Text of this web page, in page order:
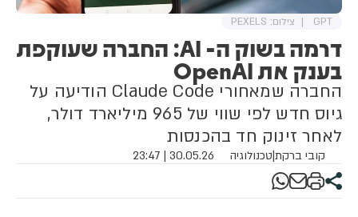
דרמה בשוק ה- AI: החברה שעוקפת
בענק את OpenAI
החברה שמאחורי Claude Code הודיעה על
גיוס חדש לפי שווי של 965 מיליארד דולר,
לאחר זינוק חד בהכנסות
קובי ברקת|טכנולוגיה 30.05.26 | 23:47
GPT צילום: PEXELS